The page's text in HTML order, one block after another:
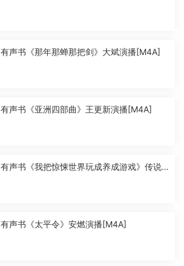
有声书《那年那蝉那把剑》大斌演播[M4A]
有声书《亚洲四部曲》王更新演播[M4A]
有声书《我把惊悚世界玩成养成游戏》传说
有声书《太平令》安燃演播[M4A]